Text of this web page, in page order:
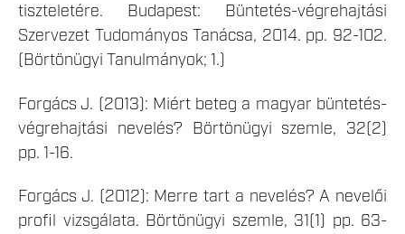
tiszteletére. Budapest: Büntetés-végrehajtási
Szervezet Tudományos Tanácsa, 2014. pp. 92-102.
(Börtönügyi Tanulmányok; 1.)
Forgács J. (2013): Miért beteg a magyar büntetés-
végrehajtási nevelés? Börtönügyi szemle, 32(2)
pp. 1-16.
Forgács J. (2012): Merre tart a nevelés? A nevelői
profil vizsgálata. Börtönügyi szemle, 31(1) pp. 63-